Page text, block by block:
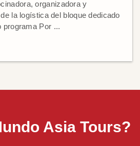
organizadora y
la logística del bloque dedicado
programa Por ...
Asia Tours?